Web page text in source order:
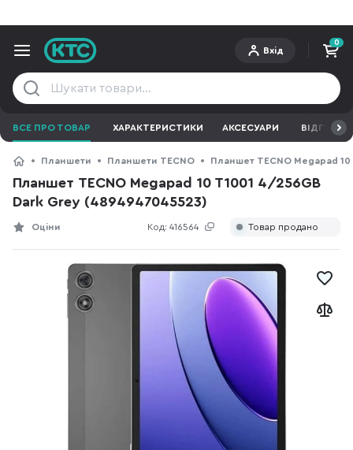
Вхід
0
ВСЕ ПРО ТОВАР ХАРАКТЕРИСТИКИ АКСЕСУАРИ ВІДГУКИ
Планшети Планшети TECNO Планшет TECNO Megapad
Планшет TECNO Megapad 10 T1001 4/256GB
Dark Grey (4894947045523)
Код: 416564
Оціни Товар продано